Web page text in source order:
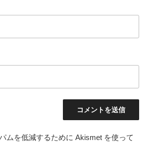
ムを低減するために Akismet を使って